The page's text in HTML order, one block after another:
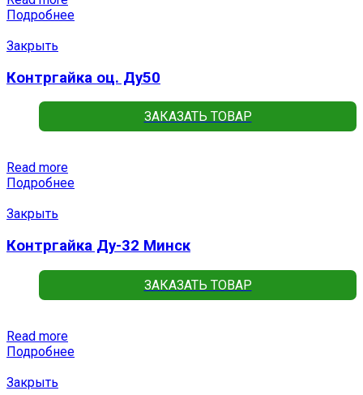
Подробнее
Закрыть
Контргайка оц. Ду50
ЗАКАЗАТЬ ТОВАР
Read more
Подробнее
Закрыть
Контргайка Ду-32 Минск
ЗАКАЗАТЬ ТОВАР
Read more
Подробнее
Закрыть